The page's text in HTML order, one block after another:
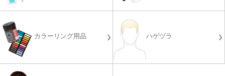
カラーリング用品 ハゲヅラ